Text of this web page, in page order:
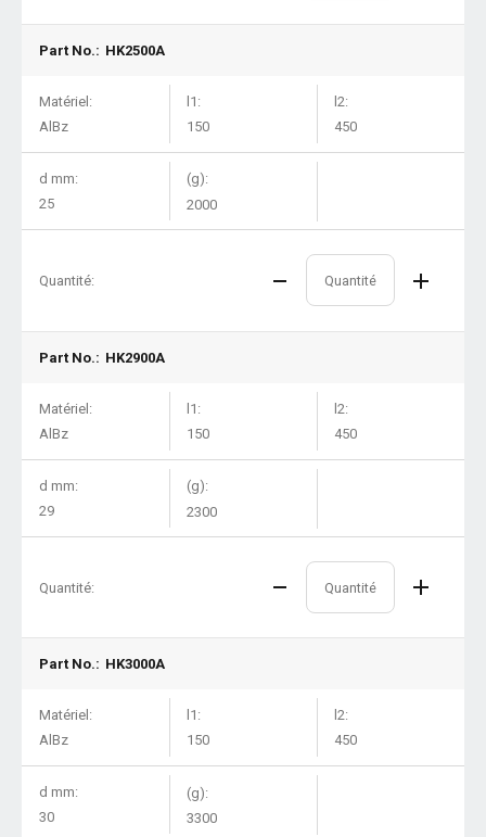
Part No.: HK2500A
Matériel:
AlBz
l1:
150
l2:
450
d mm:
25
(g):
2000
Quantité:
Part No.: HK2900A
Matériel:
AlBz
l1:
150
l2:
450
d mm:
29
(g):
2300
Quantité:
Part No.: HK3000A
Matériel:
AlBz
l1:
150
l2:
450
d mm:
30
(g):
3300